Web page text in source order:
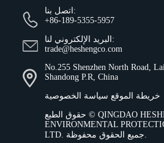
اتصل بنا:
+86-189-5355-5957
البريد الإلكتروني لنا:
trade@heshengco.com
No.255 Shenzhen North Road,
Shandong P.R, China
خريطة الموقع سياسة الخصوصية
حقوق الطبع © QINGDAO
ENVIRONMENTAL
LTD.